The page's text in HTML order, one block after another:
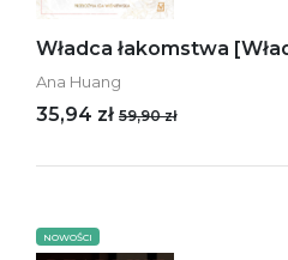
Władca łakomstwa
Ana Huang
35,94 zł 59,90 zł
NOWOŚCI